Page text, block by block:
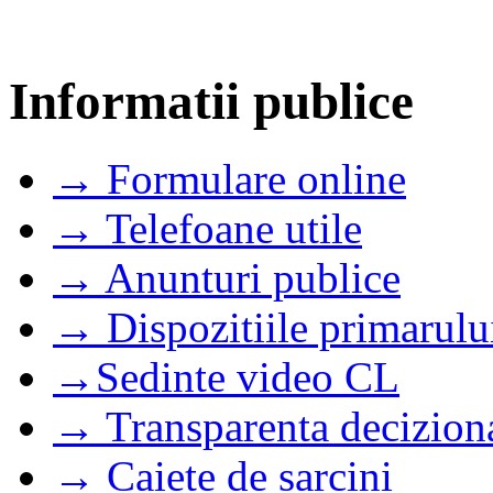
Informatii publice
→ Formulare online
→ Telefoane utile
→ Anunturi publice
→ Dispozitiile
→Sedinte video CL
→ Transparenta
→ Caiete de sarcini